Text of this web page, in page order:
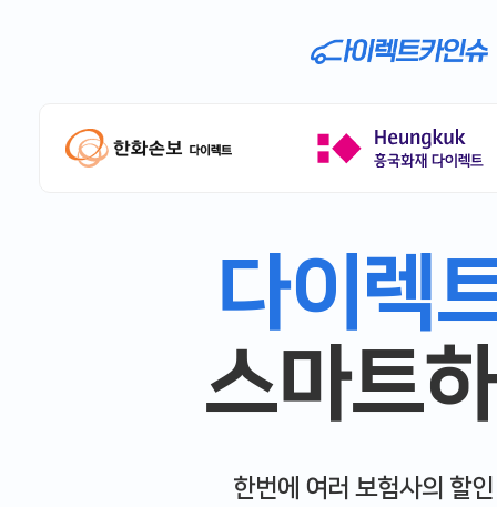
다이렉
스마트
한번에 여러 보험사의 할